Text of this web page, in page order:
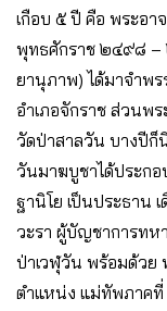
เกือบ ๕ ปี คือ พระอ
พุทธศักราช ๒๔๙๘ –
ยานุภาพ) ได้มาจำพ
อำเภอจักราช ส่วนพ
วัดป่าสาลวัน บางปีก็
วันมาฆบูชาได้ประก
ฐานิโย เป็นประธาน
วะรา ผู้บัญชาการทห
ป่าเวฬุวัน พร้อมด้วย
ตำแหน่ง แม่ทัพภาคที่